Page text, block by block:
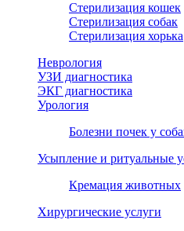
Стерилизация кошек
Стерилизация собак
Стерилизация хорька
Неврология
УЗИ диагностика
ЭКГ диагностика
Урология
Болезни почек у
Усыпление и ритуальные
Кремация животных
Хирургические услуги